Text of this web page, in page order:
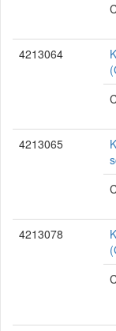
4213064
4213065
4213078